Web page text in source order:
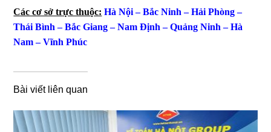
Các cơ sở trực thuộc: Hà Nội – Bắc Ninh – Hải Phòng –
Thái Bình – Bắc Giang – Nam Định – Quảng Ninh – Hà
Nam – Vĩnh Phúc
Bài viết liên quan